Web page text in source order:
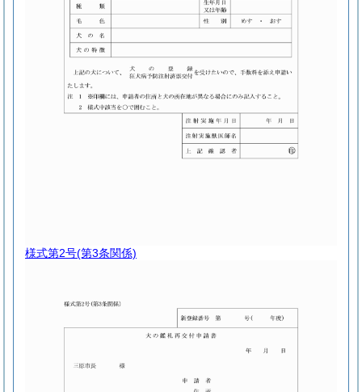
様式第2号(第3条関係)